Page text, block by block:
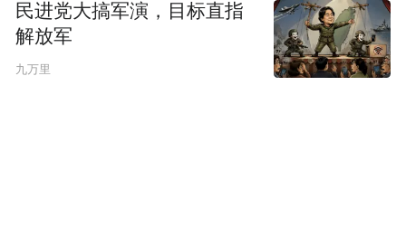
民进党大搞军演，目标直指
解放军
九万里